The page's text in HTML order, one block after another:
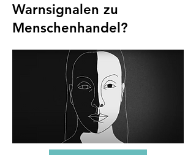
Warnsignalen zu
Menschenhandel?